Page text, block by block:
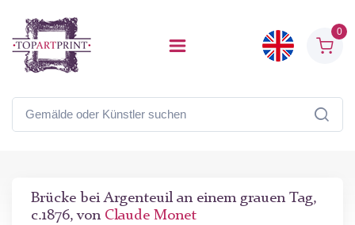
0
Brücke bei Argenteuil an einem grauen Tag,
c.1876, von Claude Monet